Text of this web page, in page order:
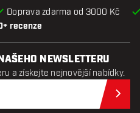
recenze
Doprava zdarma od 3000 Kč
NEWSLETTERU
a získejte nejnovější nabídky.